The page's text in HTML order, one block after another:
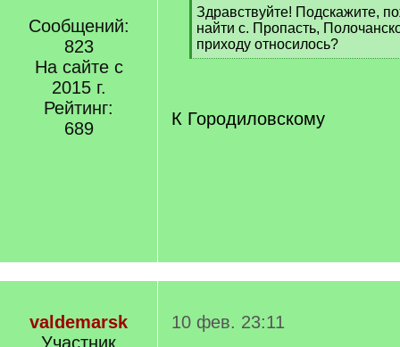
Сообщений:
823
На сайте с
2015 г.
Рейтинг:
689
[
q
]
Здравствуйте! Подскажите,
найти с. Пропасть,
приходу относилось?
[
К Городиловскому
valdemarsk
Участник
10 фев. 23:11